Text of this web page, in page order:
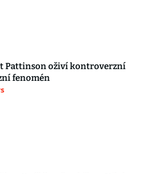
Pattinson oživí kontroverzní
fenomén